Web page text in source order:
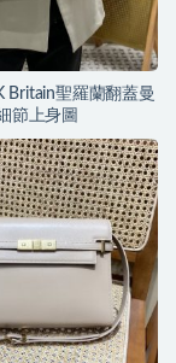
Britain聖羅蘭翻蓋曼
節上身圖